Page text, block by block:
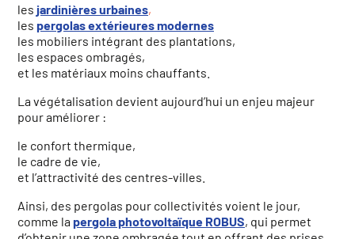
les jardinières urbaines,
les pergolas extérieures modernes
les mobiliers intégrant des plantations,
les espaces ombragés,
et les matériaux moins chauffants.
La végétalisation devient aujourd’hui un enjeu majeur
pour améliorer :
le confort thermique,
le cadre de vie,
et l’attractivité des centres-villes.
Ainsi, des pergolas pour collectivités voient le jour,
comme la pergola photovoltaïque ROBUS, qui permet